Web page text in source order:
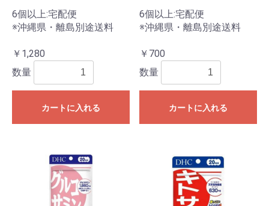
6個以上:宅配便
※沖縄県・離島別途送料
￥1,280
数量
カートに入れる
6個以上:宅配便
※沖縄県・離島別途送料
￥700
数量
カートに入れる